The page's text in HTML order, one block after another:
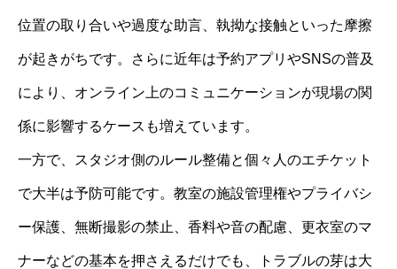
位置の取り合いや過度な助言、執拗な接触といった摩擦
が起きがちです。さらに近年は予約アプリやSNSの普及
により、オンライン上のコミュニケーションが現場の関
係に影響するケースも増えています。
一方で、スタジオ側のルール整備と個々人のエチケット
で大半は予防可能です。教室の施設管理権やプライバシ
ー保護、無断撮影の禁止、香料や音の配慮、更衣室のマ
ナーなどの基本を押さえるだけでも、トラブルの芽は大